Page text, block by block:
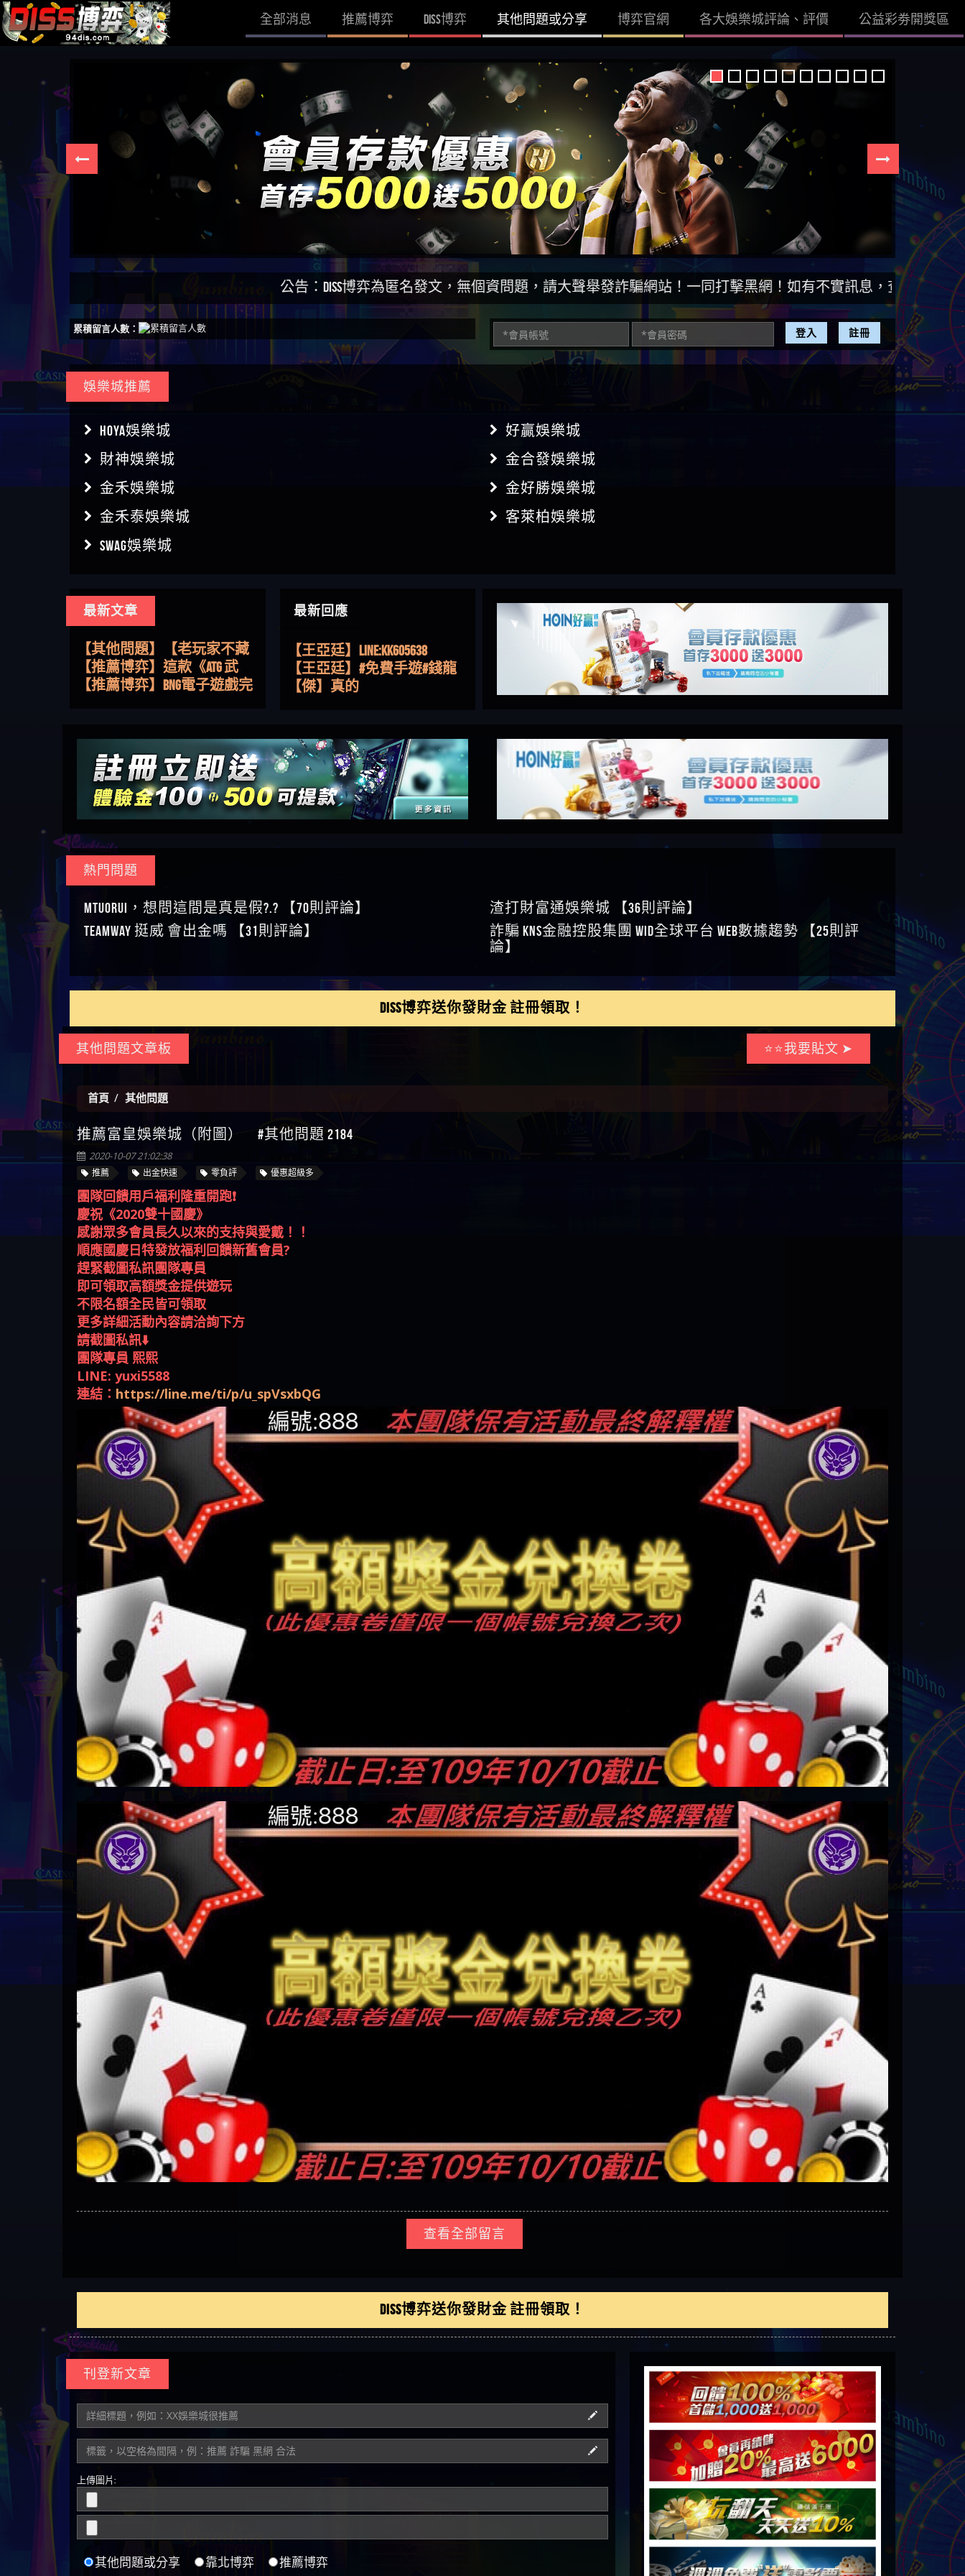
全部消息 推薦博弈 DISS博弈 其他問題或分享 博弈官網 各大娛樂城評論、評價 公益彩劵開獎區
公告：DISS博弈為匿名發文，無個資問題，請大聲舉發詐騙網站！一同打擊黑網！如有不實訊息，查證後立即刪除。【DISS
累積留言人數： 登入 註冊
娛樂城推薦
HOYA娛樂城
好贏娛樂城
財神娛樂城
金合發娛樂城
金禾娛樂城
金好勝娛樂城
金禾泰娛樂城
客萊柏娛樂城
SWAG娛樂城
最新文章
【其他問題】用理性數據指
路，開啟你的高回報娛樂之
旅
【其他問題】【老玩家不藏
私】2025 線上老虎機這樣
挑！RTP、波動率和平台安全
【推薦博弈】這款《ATG 武
俠》老虎機真的猛！玩過才
【推薦博弈】BNG電子遊戲完
玩法攻略，輕鬆稱霸老虎
機！
資詐騙套路緊急追討賴
zg369」力智投資是不是詐騙
力智投資是真的嗎 力智投資
是詐騙嗎 南部老翁還在癡迷
力智投資高回報獲利 請不要
【其他問題】 【遇天盛商行
詐騙追回資金賴zg369】天盛
商行詐騙 天盛商行是不是詐
騙 天盛商行是真的嗎 天盛商
行是詐騙嗎 被天盛商行詐騙
【其他問題】 受害者援助賴
【zg369】退休老翁被大戶e點
靈詐騙痛不欲生 大戶e點靈是
真的嗎 大戶e點靈是不是詐騙
靈無法出金 （大戶e點靈）教
你如何規避詐騙陷阱
【其他問題】 弘記投資詐騙
持續收割國人中【免費討回
資金賴zg369】弘記投資是詐
記投資是真的嗎 被弘記投資
詐騙的錢怎麼辦 本文教你如
何拿回被騙資金
【其他問題】 被騙追回賴
【zg369】KnTop利用新型詐騙
KnTop是不是詐騙 KnTop是詐騙
嗎 【KnTop】KnTop無法出金 被
KnTop詐騙的錢一招拿回
【其他問題】機台運算專案
討回資金賴zg369】機台運算
專案是詐騙嗎 機台運算專案
是不是詐騙 機台運算專案是
真的嗎 被機台運算專案詐騙
的錢怎麼辦 本文教你如何拿
回被騙資金
續收割國人中【免費討回資
金賴zg369】Hoyabit是詐騙嗎
Hoyabit是不是詐騙 Hoyabit是真
的嗎 被HoyabitHoyabit詐騙的錢
怎麼辦 本文教你如何拿回被
騙資金
【其他問題】KS.M多元化行銷
詐騙持續收割國人中【免費
討回資金賴zg369】KS.M多元化
行銷是詐騙嗎 KS.M多元化行
銷是不是詐騙 KS.M多元化行
銷是真的嗎 被KS.M多元化行
如何拿回被騙資金
【其他問題】免費追回賴
「zg369」深度解析野原家
Family & Love如何詐騙 野原家
Family & Love是不是詐騙 野原家
Family & Love是真的嗎 野原家
通報野原家 Family & Love是詐騙
平台 請遠離
【其他問題】元盈橋詐騙持
續收割國人中【免費討回資
金賴zg369】元盈橋是詐騙嗎
元盈橋是不是詐騙 元盈橋是
麼辦 本文教你如何拿回被騙
資金
【其他問題】被騙追回賴
【zg369】M.L.Edge利用新型詐
騙手法欺詐群眾 M.L.Edge是真
M.L.Edge是詐騙嗎 【M.L.Edge】
M.L.Edge無法出金 被M.L.Edge詐
【其他問題】 Robinhood詐騙
持續收割國人中【免費討回
嗎 Robinhood是不是詐騙
Robinhood是真的嗎 被Robinhood
何拿回被騙資金
【其他問題】FLTO詐騙持續收
zg369】FLTO是詐騙嗎 FLTO是不
是詐騙 FLTO是真的嗎 被FLTO詐
拿回被騙資金
【zg369】八旬老翁被ALYWS詐
騙家破人亡 ALYWS是真的嗎
嗎 （ALYWS）無法出金 請小心
群組暗椿
【其他問題】 一招教你揭秘
新型詐騙手法 （受害者免費
是不是詐騙 當當是真的嗎 當
當是詐騙嗎 六旬老婦深信當
當高獲利回報被騙的家破人
【其他問題】用理性數據指
旅
私】2025 線上老虎機這樣
挑！RTP、波動率和平台安全
的全攻略！
【推薦博弈】這款《ATG 武
俠》老虎機真的猛！玩過才
知道什麼叫超過3萬種中獎方
【推薦博弈】BNG電子遊戲完
整攻略！熱門老虎機、集鴻
【其他問題】【2025】ATG試
玩法攻略，輕鬆稱霸老虎
機！
資詐騙套路緊急追討賴
zg369」力智投資是不是詐騙
力智投資是真的嗎 力智投資
是詐騙嗎 南部老翁還在癡迷
力智投資高回報獲利 請不要
在匯款
【其他問題】 【遇天盛商行
詐騙追回資金賴zg369】天盛
商行詐騙 天盛商行是不是詐
騙 天盛商行是真的嗎 天盛商
行是詐騙嗎 被天盛商行詐騙
一招教你拿回
【其他問題】 受害者援助賴
【zg369】退休老翁被大戶e點
靈詐騙痛不欲生 大戶e點靈是
真的嗎 大戶e點靈是不是詐騙
大戶e點靈是詐騙嗎 大戶e點
靈無法出金 （大戶e點靈）教
你如何規避詐騙陷阱
【其他問題】 弘記投資詐騙
持續收割國人中【免費討回
資金賴zg369】弘記投資是詐
騙嗎 弘記投資是不是詐騙 弘
記投資是真的嗎 被弘記投資
詐騙的錢怎麼辦 本文教你如
何拿回被騙資金
【其他問題】 被騙追回賴
【zg369】KnTop利用新型詐騙
手法欺詐群眾 KnTop是真的嗎
KnTop是不是詐騙 KnTop是詐騙
嗎 【KnTop】KnTop無法出金 被
KnTop詐騙的錢一招拿回
【其他問題】機台運算專案
詐騙持續收割國人中【免費
討回資金賴zg369】機台運算
專案是詐騙嗎 機台運算專案
是不是詐騙 機台運算專案是
真的嗎 被機台運算專案詐騙
的錢怎麼辦 本文教你如何拿
回被騙資金
【其他問題】 Hoyabit詐騙持
續收割國人中【免費討回資
金賴zg369】Hoyabit是詐騙嗎
Hoyabit是不是詐騙 Hoyabit是真
的嗎 被HoyabitHoyabit詐騙的錢
怎麼辦 本文教你如何拿回被
騙資金
【其他問題】KS.M多元化行銷
詐騙持續收割國人中【免費
討回資金賴zg369】KS.M多元化
行銷是詐騙嗎 KS.M多元化行
銷是不是詐騙 KS.M多元化行
銷是真的嗎 被KS.M多元化行
銷詐騙的錢怎麼辦 本文教你
如何拿回被騙資金
【其他問題】免費追回賴
「zg369」深度解析野原家
Family & Love如何詐騙 野原家
Family & Love是不是詐騙 野原家
Family & Love是真的嗎 野原家
Family & Love是詐騙嗎 165多次
通報野原家 Family & Love是詐騙
平台 請遠離
【其他問題】元盈橋詐騙持
續收割國人中【免費討回資
金賴zg369】元盈橋是詐騙嗎
元盈橋是不是詐騙 元盈橋是
真的嗎 被元盈橋詐騙的錢怎
麼辦 本文教你如何拿回被騙
資金
【其他問題】被騙追回賴
【zg369】M.L.Edge利用新型詐
騙手法欺詐群眾 M.L.Edge是真
的嗎 M.L.Edge是不是詐騙
M.L.Edge是詐騙嗎 【M.L.Edge】
M.L.Edge無法出金 被M.L.Edge詐
騙的錢一招拿回
【其他問題】 Robinhood詐騙
持續收割國人中【免費討回
資金賴zg369】Robinhood是詐騙
嗎 Robinhood是不是詐騙
Robinhood是真的嗎 被Robinhood
詐騙的錢怎麼辦 本文教你如
何拿回被騙資金
【其他問題】FLTO詐騙持續收
割國人中【免費討回資金賴
zg369】FLTO是詐騙嗎 FLTO是不
是詐騙 FLTO是真的嗎 被FLTO詐
騙的錢怎麼辦 本文教你如何
拿回被騙資金
【其他問題】 遇詐騙求救賴
【zg369】八旬老翁被ALYWS詐
騙家破人亡 ALYWS是真的嗎
ALYWS是不是詐騙 ALYWS是詐騙
嗎 （ALYWS）無法出金 請小心
群組暗椿
【其他問題】 一招教你揭秘
新型詐騙手法 （受害者免費
援助賴zg369）當當詐騙 當當
是不是詐騙 當當是真的嗎 當
當是詐騙嗎 六旬老婦深信當
當高獲利回報被騙的家破人
最新回應
【盧鴻傑】請問一下100多萬
【王亞廷】#免費手遊#錢龍
皇ONLINE#http
【傑】真的
【蔡如軒】黑網一個呵呵
了黑網不要玩
【林伊依】爛死了拉贏錢直
接鎖帳號可以去吃屎
【陳靜茹】推薦小畢，我也
是小畢的會員～～
【黃家羭】推推
【AVA娛樂城】還會自己做假
對話來毀謗欸哈哈哈好厲
【陳順堪】黑網不出金
【asd】唬爛不出金黑網垃圾
平台
【蘇俊曄】所以會出金嗎現
在也是一樣的狀況
【侯依揚】廢物喔
【盧鴻傑】請問一下100多萬
會出金嗎，有誰可以回答
【王亞廷】LINE:kK605638
【王亞廷】#免費手遊#錢龍
皇ONLINE#http
【傑】真的
是小畢的會員～～
【黃家羭】推推
對話來毀謗欸哈哈哈好厲
【陳順堪】黑網不出金
幾次後贏錢就不給出金
【陳順堪】黑網出金幾次後
贏了就不出金出
【玩運彩】
熱門問題
MTUORUi，想問這間是真是假?.? 【70則評論】
渣打財富通娛樂城 【36則評論】
TEAMWAY 挺威 會出金嗎 【31則評論】
詐騙 kns金融控股集團 WID全球平台 WEB數據趨勢 【25則評
論】
DISS博弈送你發財金 註冊領取！
其他問題文章板 ⭐⭐我要貼文 ➤
首頁 其他問題
推薦富皇娛樂城（附圖） #其他問題 2184
2020-10-07 21:02:38
推薦 出金快速 零負評 優惠超級多
團隊回饋用戶福利隆重開跑❗️
慶祝《2020雙十國慶》
感謝眾多會員長久以來的支持與愛戴！！
順應國慶日特發放福利回饋新舊會員?
趕緊截圖私訊團隊專員
即可領取高額獎金提供遊玩
不限名額全民皆可領取
更多詳細活動內容請洽詢下方
請截圖私訊⬇️
團隊專員 熙熙
LINE: yuxi5588
連結： https://line.me/ti/p/u_spVsxbQG
查看全部留言
DISS博弈送你發財金 註冊領取！
刊登新文章
上傳圖片:
其他問題或分享 靠北博弈 推薦博弈